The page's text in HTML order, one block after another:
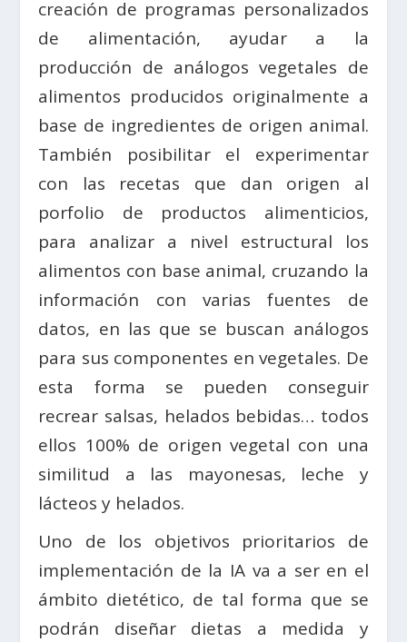
creación de programas personalizados
de alimentación, ayudar a la
producción de análogos vegetales de
alimentos producidos originalmente a
base de ingredientes de origen animal.
También posibilitar el experimentar
con las recetas que dan origen al
porfolio de productos alimenticios,
para analizar a nivel estructural los
alimentos con base animal, cruzando la
información con varias fuentes de
datos, en las que se buscan análogos
para sus componentes en vegetales. De
esta forma se pueden conseguir
recrear salsas, helados bebidas… todos
ellos 100% de origen vegetal con una
similitud a las mayonesas, leche y
lácteos y helados.
Uno de los objetivos prioritarios de
implementación de la IA va a ser en el
ámbito dietético, de tal forma que se
podrán diseñar dietas a medida y